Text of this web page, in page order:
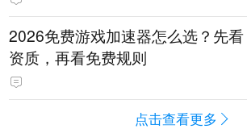
2026免费游戏加速器怎么选？先看
资质，再看免费规则
点击查看更多